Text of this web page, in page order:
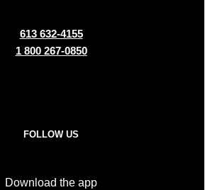
613 632-4155
1 800 267-0850
FOLLOW US
Download the app